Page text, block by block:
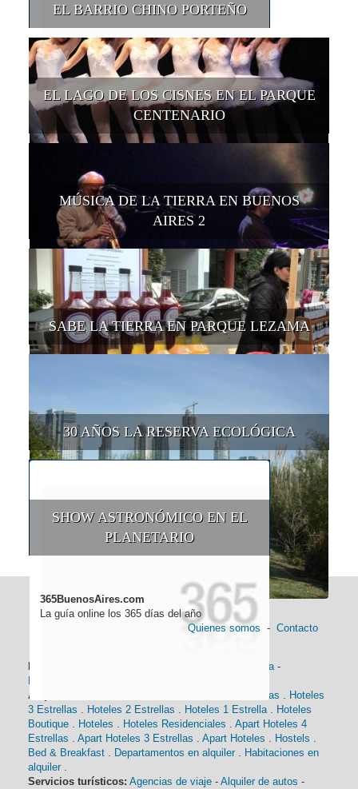
EL BARRIO CHINO PORTEÑO
EL LAGO DE LOS CISNES EN EL PARQUE
CENTENARIO
MÚSICA DE LA TIERRA EN BUENOS
AIRES 2
SABE LA TIERRA EN PARQUE LEZAMA
30 AÑOS LA RESERVA ECOLÓGICA
SHOW ASTRONÓMICO EN EL
PLANETARIO
365BuenosAires.com
La guía online los 365 días del año
Quienes somos - Contacto
Historia -
Alojamiento:
Hoteles 4 Estrellas
Hoteles
3 Estrellas
Hoteles 2 Estrellas Hoteles 1 Estrella
Hoteles
Boutique
Hoteles Hoteles Residenciales
Apart Hoteles 4
Estrellas
Apart Hoteles 3 Estrellas Apart Hoteles Hostels
Bed & Breakfast
Departamentos en alquiler
Habitaciones en
alquiler
Servicios turísticos: Agencias de viaje - Alquiler de autos -